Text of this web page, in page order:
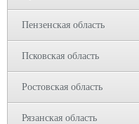
Пензенская область
Псковская область
Ростовская область
Рязанская область